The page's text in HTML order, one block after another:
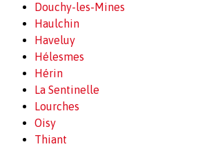
Douchy-les-Mines
Haulchin
Haveluy
Hélesmes
Hérin
La Sentinelle
Lourches
Oisy
Thiant